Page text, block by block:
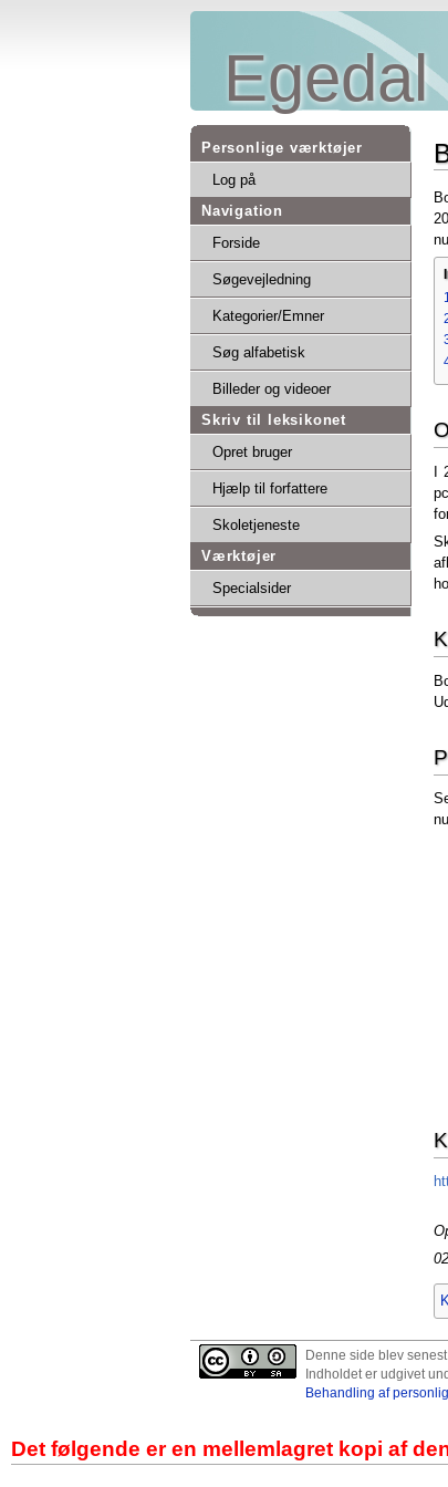
Personlige værktøjer
Log på
Navigation
Forside
Søgevejledning
Kategorier/Emner
Søg alfabetisk
Billeder og videoer
Skriv til leksikonet
Opret bruger
Hjælp til forfattere
Skoletjeneste
Værktøjer
Specialsider
Denne side blev
Indholdet er udgivet
Behandling af
Det følgende er en mellemlagret kopi af